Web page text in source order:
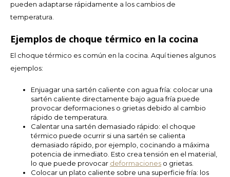
DKK
ECS
HUF
pueden adaptarse rápidamente a los cambios de
temperatura.
Ejemplos de choque térmico en la cocina
El choque térmico es común en la cocina. Aquí tienes algunos
ejemplos:
Enjuagar una sartén caliente con agua fría: colocar una
sartén caliente directamente bajo agua fría puede
provocar deformaciones o grietas debido al cambio
rápido de temperatura.
Calentar una sartén demasiado rápido: el choque
térmico puede ocurrir si una sartén se calienta
demasiado rápido, por ejemplo, cocinando a máxima
potencia de inmediato. Esto crea tensión en el material,
lo que puede provocar deformaciones o grietas.
Colocar un plato caliente sobre una superficie fría: los